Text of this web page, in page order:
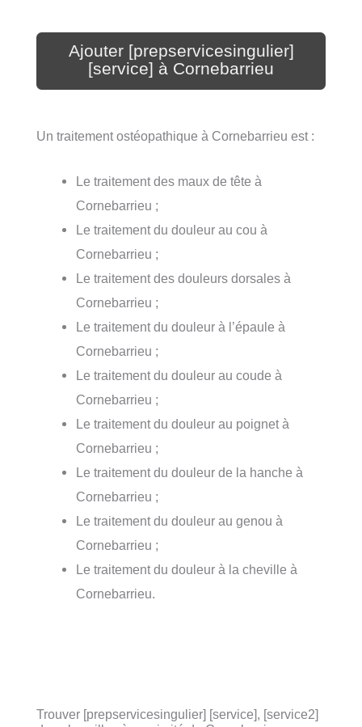
Ajouter [prepservicesingulier]
[service] à Cornebarrieu
Un traitement ostéopathique à Cornebarrieu est :
Le traitement des maux de tête à
Cornebarrieu ;
Le traitement du douleur au cou à
Cornebarrieu ;
Le traitement des douleurs dorsales à
Cornebarrieu ;
Le traitement du douleur à l’épaule à
Cornebarrieu ;
Le traitement du douleur au coude à
Cornebarrieu ;
Le traitement du douleur au poignet à
Cornebarrieu ;
Le traitement du douleur de la hanche à
Cornebarrieu ;
Le traitement du douleur au genou à
Cornebarrieu ;
Le traitement du douleur à la cheville à
Cornebarrieu.
Trouver [prepservicesingulier] [service], [service2]